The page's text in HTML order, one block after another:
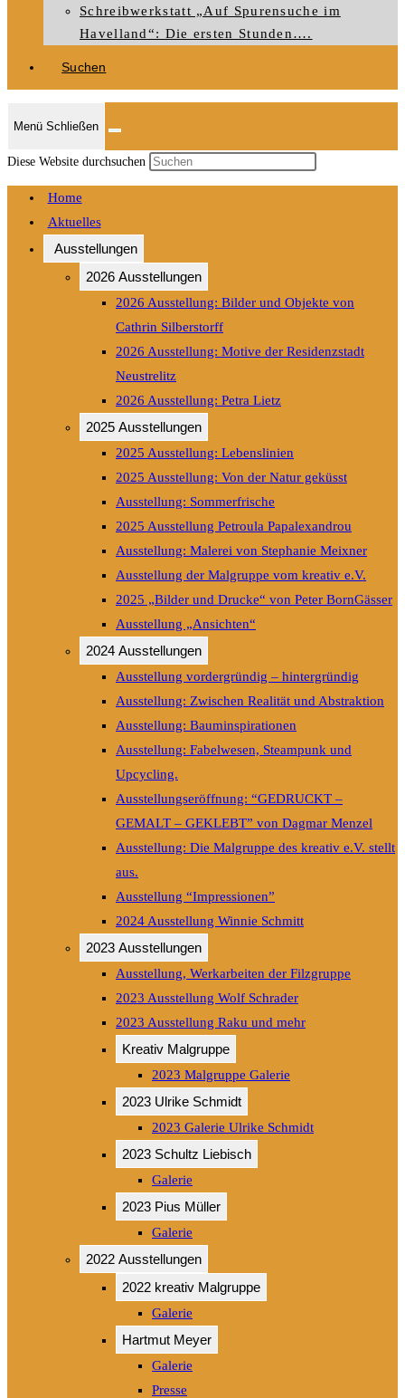
Schreibwerkstatt „Auf Spurensuche im
Havelland“: Die ersten Stunden….
Suchen
Menü Schließen
Diese Website durchsuchen
Escape
panel.
Home
Aktuelles
Ausstellungen
2026 Ausstellungen
2026 Ausstellung: Bilder und Objekte von
Cathrin Silberstorff
2026 Ausstellung: Motive der Residenzstadt
Neustrelitz
2026 Ausstellung: Petra Lietz
2025 Ausstellungen
2025 Ausstellung: Lebenslinien
2025 Ausstellung: Von der Natur geküsst
Ausstellung: Sommerfrische
2025 Ausstellung Petroula Papalexandrou
Ausstellung: Malerei von Stephanie Meixner
Ausstellung der Malgruppe vom kreativ e.V.
2025 „Bilder und Drucke“ von Peter BornGässer
Ausstellung „Ansichten“
2024 Ausstellungen
Ausstellung vordergründig – hintergründig
Ausstellung: Zwischen Realität und Abstraktion
Ausstellung: Bauminspirationen
Ausstellung: Fabelwesen, Steampunk und
Upcycling.
Ausstellungseröffnung: “GEDRUCKT –
GEMALT – GEKLEBT” von Dagmar Menzel
Ausstellung: Die Malgruppe des kreativ e.V. stellt
aus.
Ausstellung “Impressionen”
2024 Ausstellung Winnie Schmitt
2023 Ausstellungen
Ausstellung, Werkarbeiten der Filzgruppe
2023 Ausstellung Wolf Schrader
2023 Ausstellung Raku und mehr
Kreativ Malgruppe
2023 Malgruppe Galerie
2023 Ulrike Schmidt
2023 Galerie Ulrike Schmidt
2023 Schultz Liebisch
Galerie
2023 Pius Müller
Galerie
2022 Ausstellungen
2022 kreativ Malgruppe
Galerie
Hartmut Meyer
Galerie
Presse